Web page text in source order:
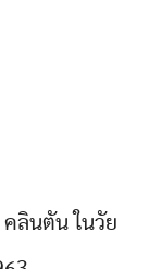
ลินตัน ในวัย